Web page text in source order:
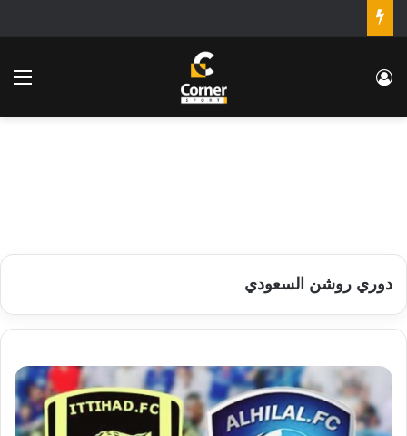
تسجيل الدخول
دوري روشن السعودي